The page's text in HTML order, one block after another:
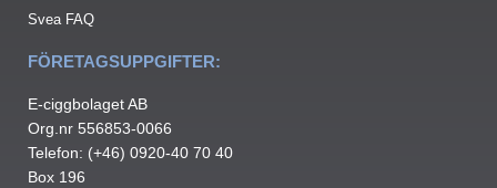
Svea FAQ
FÖRETAGSUPPGIFTER:
E-ciggbolaget AB
Org.nr 556853-0066
Telefon: (+46) 0920-40 70 40
Box 196